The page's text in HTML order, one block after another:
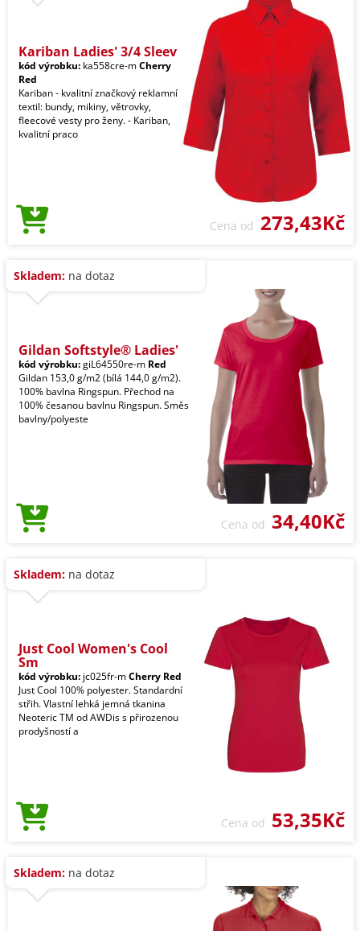
Kariban Ladies' 3/4 Sleev
kód výrobku: ka558cre-mCherry
Red
Kariban - kvalitní značkový reklamní
textil: bundy, mikiny, větrovky,
fleecové vesty pro ženy. - Kariban,
kvalitní praco
Cena od 273,43Kč
Skladem: na dotaz
Gildan Softstyle® Ladies'
kód výrobku:giL64550re-m Red
Gildan 153,0 g/m2 (bílá 144,0 g/m2).
100% bavlna Ringspun. Přechod na
100% česanou bavlnu Ringspun. Směs
bavlny/polyeste
Cena od 34,40Kč
Skladem: na dotaz
Just Cool Women's Cool
Sm
kód výrobku: jc025fr-mCherry Red
Just Cool 100% polyester. Standardní
střih. Vlastní lehká jemná tkanina
Neoteric TM od AWDis s přirozenou
prodyšností a
Cena od 53,35Kč
Skladem: na dotaz